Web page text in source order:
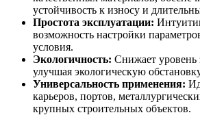
устойчивость к износу и
Простота эксплуатации:
возможность настройки
условия.
Экологичность: Снижает уровень
улучшая экологическую
Универсальность применения:
карьеров, портов,
крупных строительных объектов.